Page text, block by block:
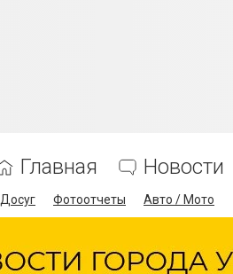
Главная Новости
Досуг Фотоотчеты Авто / Мото